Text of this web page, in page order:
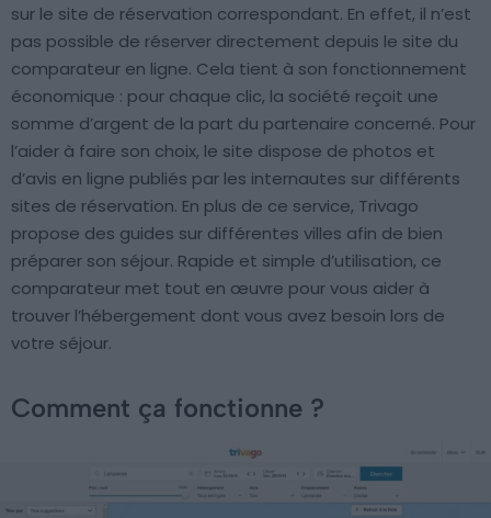
sur le site de réservation correspondant. En effet, il n’est
pas possible de réserver directement depuis le site du
comparateur en ligne. Cela tient à son fonctionnement
économique : pour chaque clic, la société reçoit une
somme d’argent de la part du partenaire concerné. Pour
l’aider à faire son choix, le site dispose de photos et
d’avis en ligne publiés par les internautes sur différents
sites de réservation. En plus de ce service, Trivago
propose des guides sur différentes villes afin de bien
préparer son séjour. Rapide et simple d’utilisation, ce
comparateur met tout en œuvre pour vous aider à
trouver l’hébergement dont vous avez besoin lors de
votre séjour.
Comment ça fonctionne ?